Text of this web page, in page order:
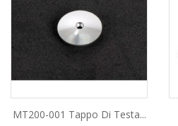
MT200-001 Tappo Di Testa...